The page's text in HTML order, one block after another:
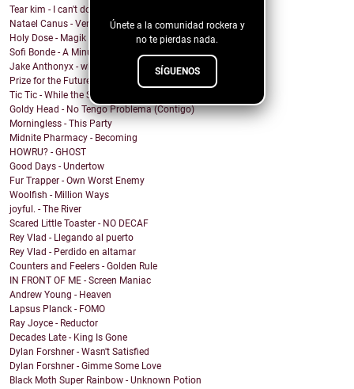
Únete a la comunidad rockera y
no te pierdas nada.
SÍGUENOS
Tear kim - I can't do anything
Natael Canus - Versatile (2022 Remastered) (Remix ...
Holy Dose - Magik
Sofi Bonde - A Minute
Jake Anthonyx - what happened to yesterday?
Prize for the Future - Farewell
Tic Tic - While the Shadows Grow
Goldy Head - No Tengo Problema (Contigo)
Morningless - This Party
Midnite Pharmacy - Becoming
HOWRU? - GHOST
Good Days - Undertow
Fur Trapper - Own Worst Enemy
Woolfish - Million Ways
joyful. - The River
Scared Little Toaster - NO DECAF
Rey Vlad - Llegando al puerto
Rey Vlad - Perdido en altamar
Counters and Feelers - Golden Rule
IN FRONT OF ME - Screen Maniac
Andrew Young - Heaven
Lapsus Planck - FOMO
Ray Joyce - Reductor
Decades Late - King Is Gone
Dylan Forshner - Wasn't Satisfied
Dylan Forshner - Gimme Some Love
Black Moth Super Rainbow - Unknown Potion